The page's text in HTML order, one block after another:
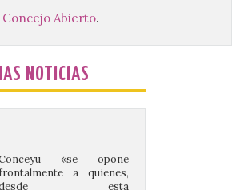
Concejo Abierto.
NOTICIAS
de bomberos
el País
artificial e
y León, niegan el